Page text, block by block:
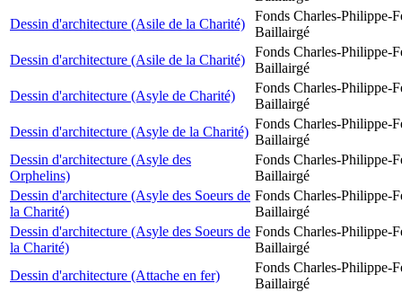
Dessin d'architecture (Asile de la Charité)
Fonds Charles-Philippe-
Baillairgé
Dessin d'architecture (Asile de la Charité)
Fonds Charles-Philippe-
Baillairgé
Dessin d'architecture (Asyle de Charité)
Fonds Charles-Philippe-
Baillairgé
Dessin d'architecture (Asyle de la Charité)
Fonds Charles-Philippe-
Baillairgé
Dessin d'architecture (Asyle des
Orphelins)
Fonds Charles-Philippe-
Baillairgé
Dessin d'architecture (Asyle des Soeurs de
la Charité)
Fonds Charles-Philippe-
Baillairgé
Dessin d'architecture (Asyle des Soeurs de
la Charité)
Fonds Charles-Philippe-
Baillairgé
Dessin d'architecture (Attache en fer)
Fonds Charles-Philippe-
Baillairgé